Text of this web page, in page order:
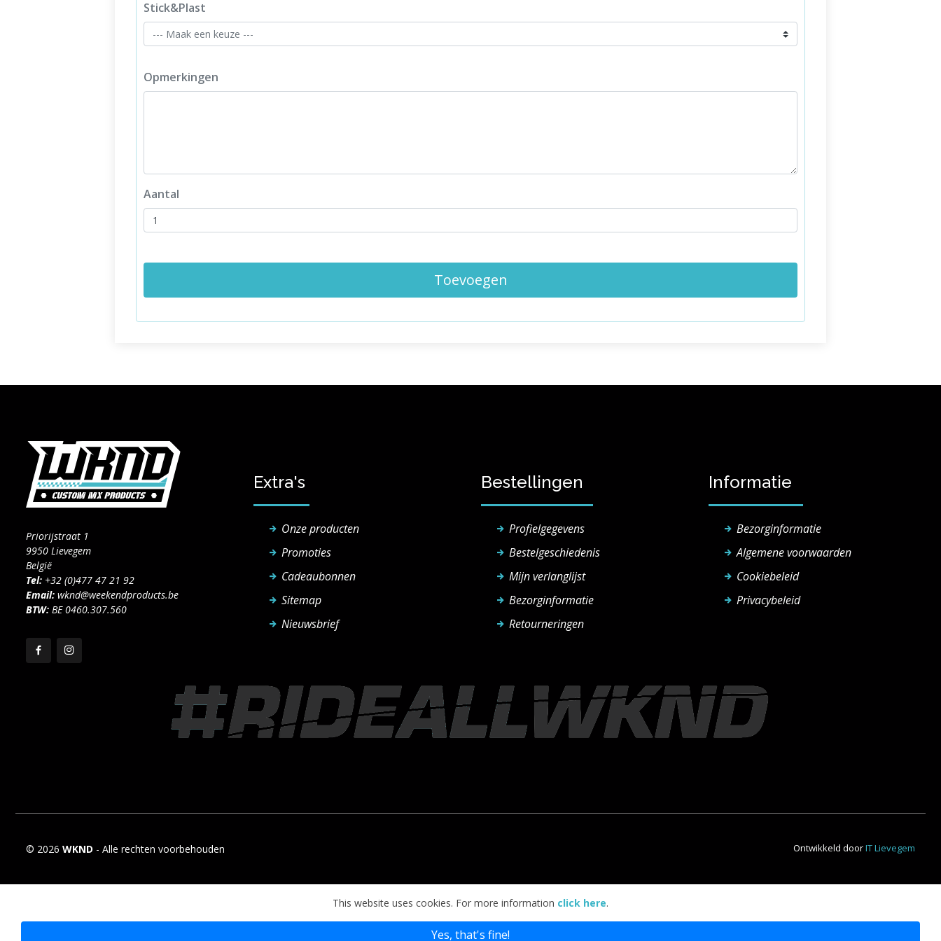
Stick&Plast
Opmerkingen
Aantal
Toevoegen
Priorijstraat 1
9950 Lievegem
België
Tel: +32 (0)477 47 21 92
Email: wknd@weekendproducts.be
BTW: BE 0460.307.560
Extra's
Onze producten
Promoties
Cadeaubonnen
Sitemap
Nieuwsbrief
Bestellingen
Profielgegevens
Bestelgeschiedenis
Mijn verlanglijst
Bezorginformatie
Retourneringen
Informatie
Bezorginformatie
Algemene voorwaarden
Cookiebeleid
Privacybeleid
© 2026 WKND - Alle rechten voorbehouden Ontwikkeld doorIT Lievegem
This website uses cookies. For more information click here.
Yes, that's fine!